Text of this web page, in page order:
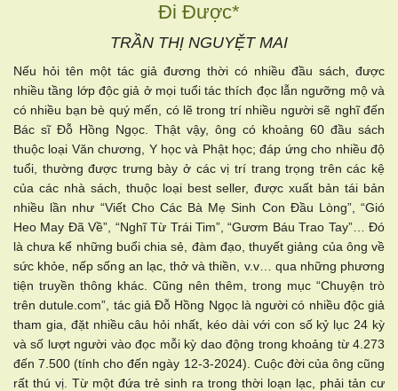
Đi Được*
TRẦN THỊ NGUYỆT MAI
Nếu hỏi tên một tác giả đương thời có nhiều đầu sách, được
nhiều tầng lớp độc giả ở mọi tuổi tác thích đọc lẫn ngưỡng mộ và
có nhiều bạn bè quý mến, có lẽ trong trí nhiều người sẽ nghĩ đến
Bác sĩ Đỗ Hồng Ngọc. Thật vậy, ông có khoảng 60 đầu sách
thuộc loại Văn chương, Y học và Phật học; đáp ứng cho nhiều độ
tuổi, thường được trưng bày ở các vị trí trang trọng trên các kệ
của các nhà sách, thuộc loại best seller, được xuất bản tái bản
nhiều lần như “Viết Cho Các Bà Mẹ Sinh Con Đầu Lòng”, “Gió
Heo May Đã Về”, “Nghĩ Từ Trái Tim”, “Gươm Báu Trao Tay”… Đó
là chưa kể những buổi chia sẻ, đàm đạo, thuyết giảng của ông về
sức khỏe, nếp sống an lạc, thở và thiền, v.v… qua những phương
tiện truyền thông khác. Cũng nên thêm, trong mục “Chuyện trò
trên dutule.com”, tác giả Đỗ Hồng Ngọc là người có nhiều độc giả
tham gia, đặt nhiều câu hỏi nhất, kéo dài với con số kỷ lục 24 kỳ
và số lượt người vào đọc mỗi kỳ dao động trong khoảng từ 4.273
đến 7.500 (tính cho đến ngày 12-3-2024). Cuộc đời của ông cũng
rất thú vị. Từ một đứa trẻ sinh ra trong thời loạn lạc, phải tản cư